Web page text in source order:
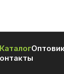
Каталог